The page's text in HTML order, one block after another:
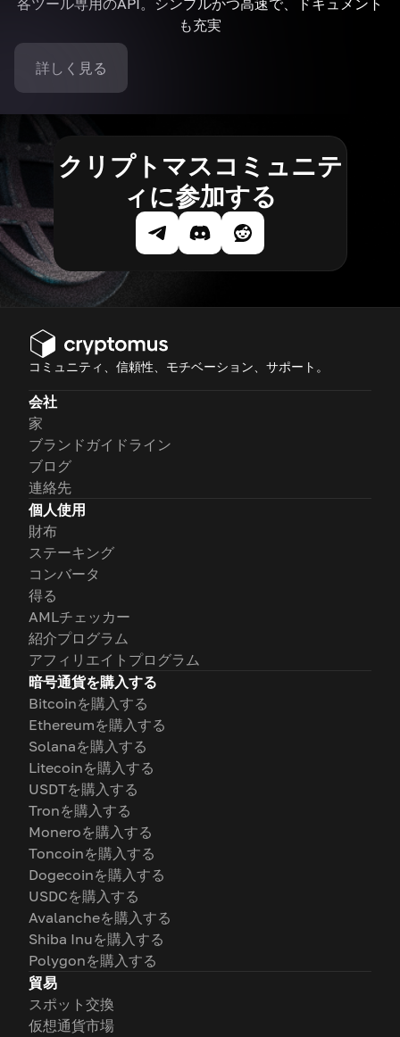
各ツール専用のAPI。シンプルかつ高速で、ドキュメント
も充実
詳しく見る
クリプトマスコミュニテ
ィに参加する
コミュニティ、信頼性、モチベーション、サポート。
会社
家
ブランドガイドライン
ブログ
連絡先
個人使用
財布
ステーキング
コンバータ
得る
AMLチェッカー
紹介プログラム
アフィリエイトプログラム
暗号通貨を購入する
Bitcoinを購入する
Ethereumを購入する
Solanaを購入する
Litecoinを購入する
USDTを購入する
Tronを購入する
Moneroを購入する
Toncoinを購入する
Dogecoinを購入する
USDCを購入する
Avalancheを購入する
Shiba Inuを購入する
Polygonを購入する
貿易
スポット交換
仮想通貨市場